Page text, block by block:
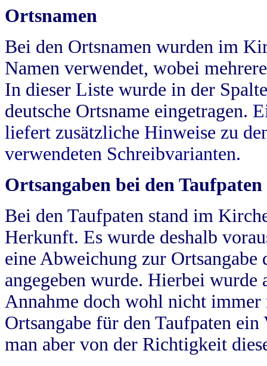
Ortsnamen
Bei den Ortsnamen wurden im
Namen verwendet, wobei
In dieser Liste wurde in der
deutsche Ortsname eingetragen.
liefert zusätzliche Hinweise zu
verwendeten Schreibvarianten.
Ortsangaben bei den Taufpaten
Bei den Taufpaten stand im
Herkunft. Es wurde deshalb
eine Abweichung zur
angegeben wurde. Hierbei wurde
Annahme doch wohl nicht
Ortsangabe für den Taufpaten
man aber von der Richtigkeit